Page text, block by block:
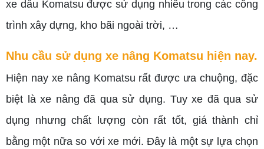
xe dầu Komatsu được sử dụng nhiều trong các công
trình xây dựng, kho bãi ngoài trời, …
Nhu cầu sử dụng xe nâng Komatsu hiện nay.
Hiện nay xe nâng Komatsu rất được ưa chuộng, đặc
biệt là xe nâng đã qua sử dụng. Tuy xe đã qua sử
dụng nhưng chất lượng còn rất tốt, giá thành chỉ
bằng một nữa so với xe mới. Đây là một sự lựa chọn